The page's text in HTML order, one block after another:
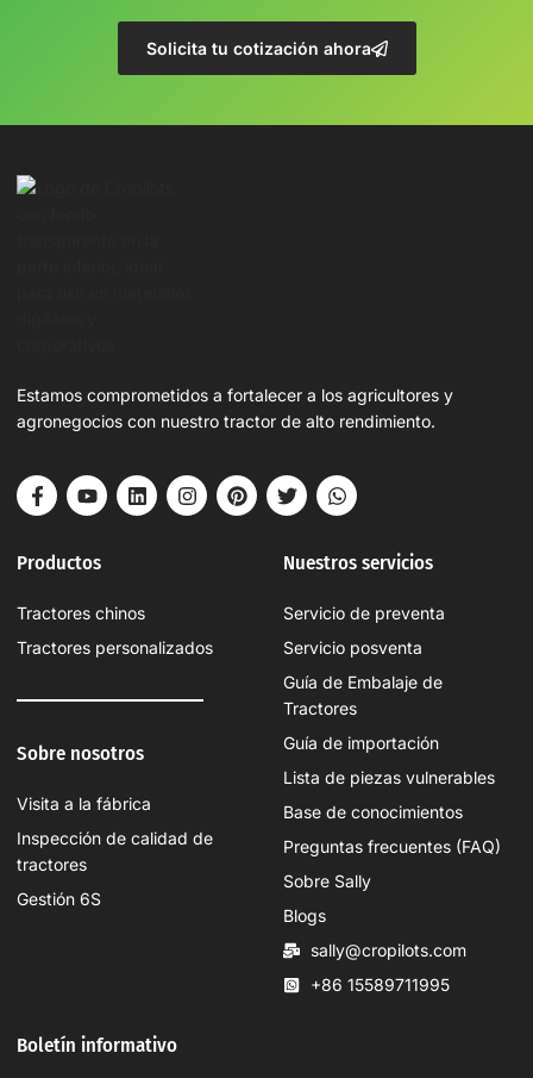
Solicita tu cotización ahora
Estamos comprometidos a fortalecer a los agricultores y
agronegocios con nuestro tractor de alto rendimiento.
Productos
Tractores chinos
Tractores personalizados
Sobre nosotros
Visita a la fábrica
Inspección de calidad de
tractores
Gestión 6S
Nuestros servicios
Servicio de preventa
Servicio posventa
Guía de Embalaje de
Tractores
Guía de importación
Lista de piezas vulnerables
Base de conocimientos
Preguntas frecuentes (FAQ)
Sobre Sally
Blogs
sally@cropilots.com
+86 15589711995
Boletín informativo